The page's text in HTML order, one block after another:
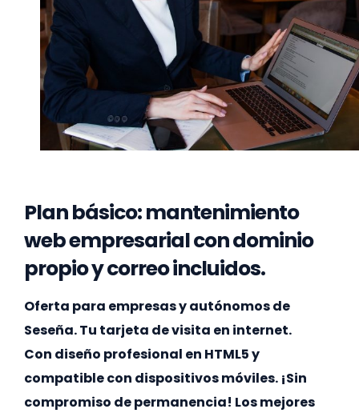
Plan básico: mantenimiento
web empresarial con dominio
propio y correo incluidos.
Oferta para empresas y autónomos de
Seseña. Tu tarjeta de visita en internet.
Con diseño profesional en HTML5 y
compatible con dispositivos móviles. ¡Sin
compromiso de permanencia! Los mejores